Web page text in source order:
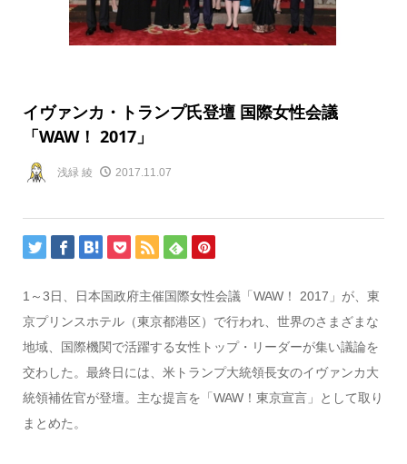
イヴァンカ・トランプ氏登壇 国際女性会議
「WAW！ 2017」
浅緑 綾 2017.11.07
1～3日、日本国政府主催国際女性会議「WAW！ 2017」が、東
京プリンスホテル（東京都港区）で行われ、世界のさまざまな
地域、国際機関で活躍する女性トップ・リーダーが集い議論を
交わした。最終日には、米トランプ大統領長女のイヴァンカ大
統領補佐官が登壇。主な提言を「WAW！東京宣言」として取り
まとめた。